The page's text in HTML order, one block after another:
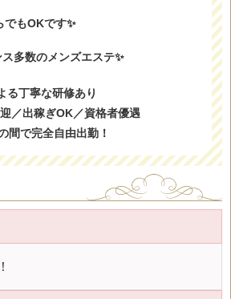
でもOKです✨
多数のメンズエステ✨
る丁寧な研修あり
／出稼ぎOK／資格者優遇
間で完全自由出勤！